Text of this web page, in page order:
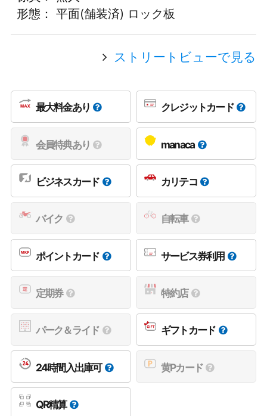
形態： 平面(舗装済) ロック板
ストリートビューで見る
最大料金あり クレジットカード
会員特典あり manaca
ビジネスカード カリテコ
バイク 自転車
ポイントカード サービス券利用
定期券 特約店
パーク＆ライド ギフトカード
24時間入出庫可 黄Pカード
QR精算